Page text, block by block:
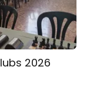
2026